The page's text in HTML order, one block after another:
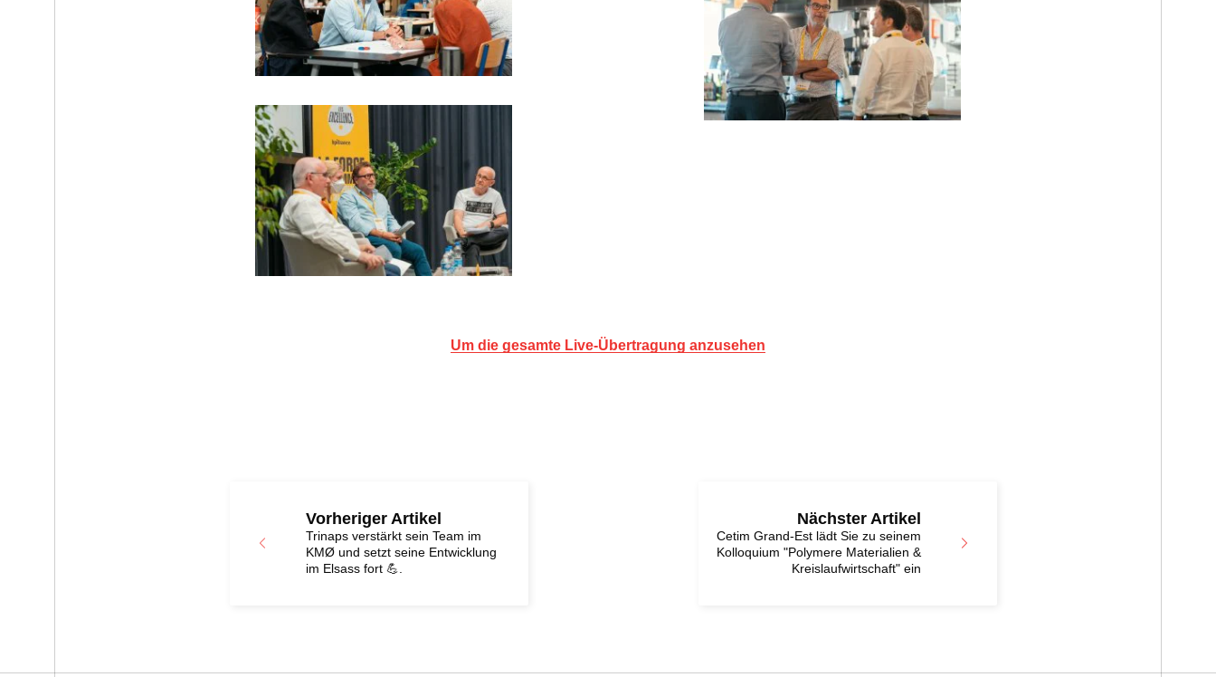
Um die gesamte Live-Übertragung anzusehen
Vorheriger Artikel
Trinaps verstärkt sein Team im
KMØ und setzt seine Entwicklung
im Elsass fort 💪.
Nächster Artikel
Cetim Grand-Est lädt Sie zu seinem
Kolloquium "Polymere Materialien &
Kreislaufwirtschaft" ein